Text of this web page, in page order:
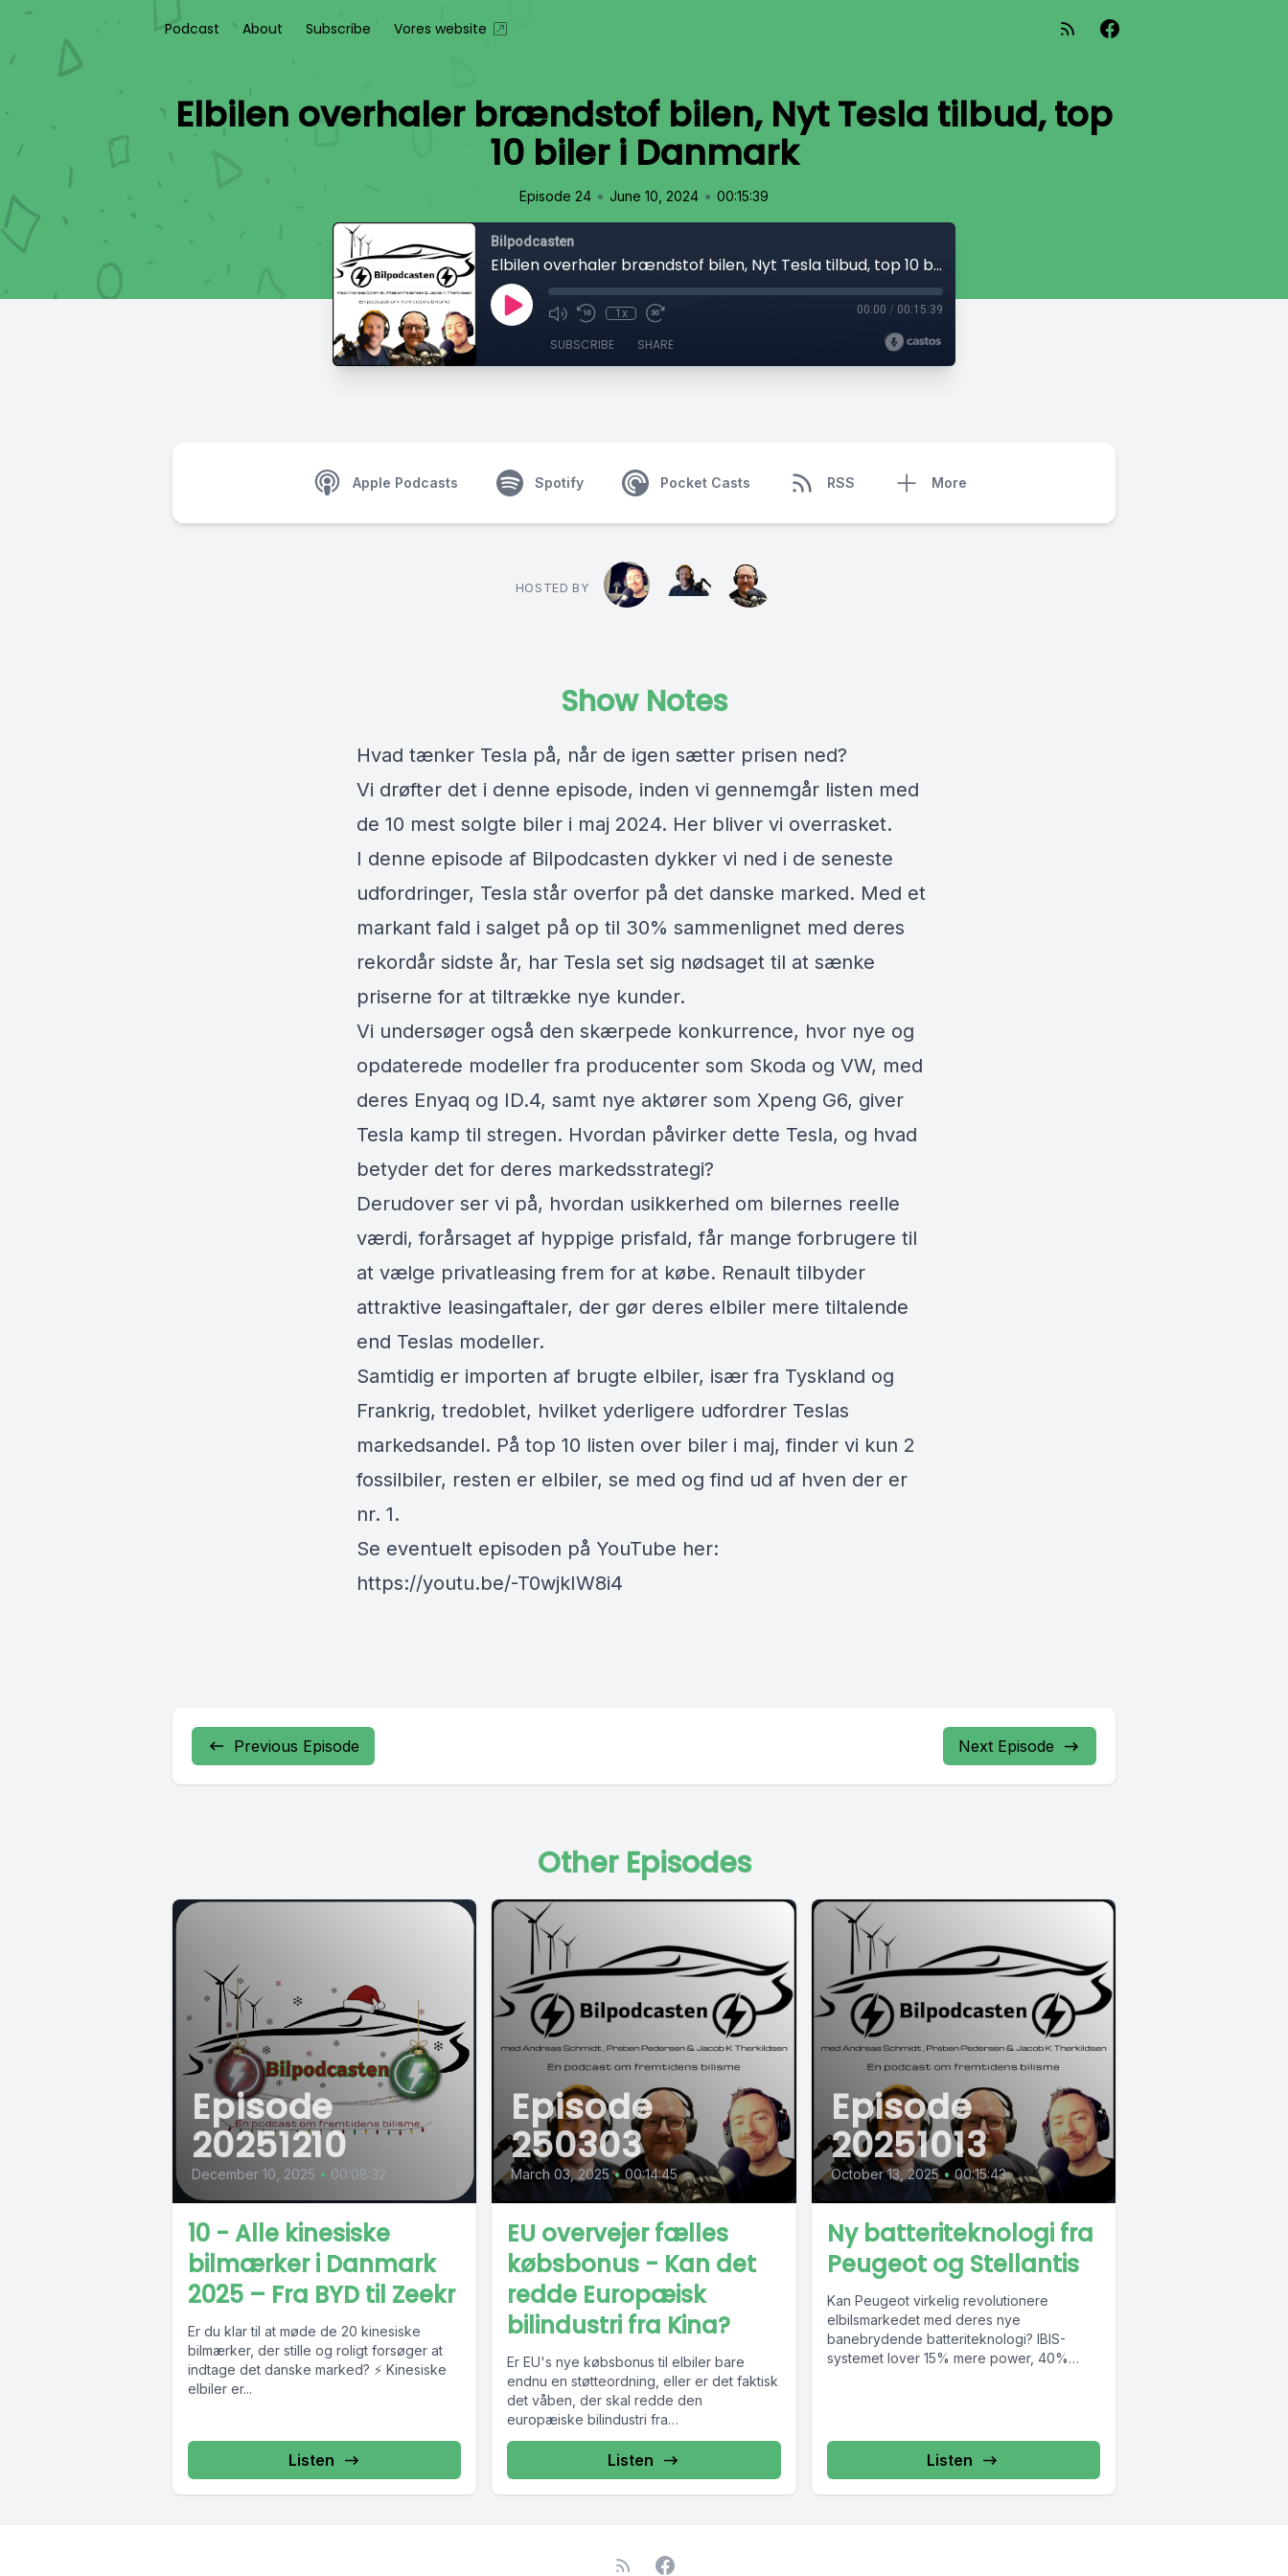
Podcast About Subscribe Vores website
Elbilen overhaler brændstof bilen, Nyt Tesla tilbud, top
10 biler i Danmark
Episode 24 • June 10, 2024 • 00:15:39
Bilpodcasten
Elbilen overhaler brændstof bilen, Nyt Tesla tilbud, top 10 biler i Danmark
1x 00:00 / 00:15:39
SUBSCRIBE SHARE
Apple Podcasts Spotify Pocket Casts RSS More
HOSTED BY
Show Notes
Hvad tænker Tesla på, når de igen sætter prisen ned?
Vi drøfter det i denne episode, inden vi gennemgår listen med
de 10 mest solgte biler i maj 2024. Her bliver vi overrasket.
I denne episode af Bilpodcasten dykker vi ned i de seneste
udfordringer, Tesla står overfor på det danske marked. Med et
markant fald i salget på op til 30% sammenlignet med deres
rekordår sidste år, har Tesla set sig nødsaget til at sænke
priserne for at tiltrække nye kunder.
Vi undersøger også den skærpede konkurrence, hvor nye og
opdaterede modeller fra producenter som Skoda og VW, med
deres Enyaq og ID.4, samt nye aktører som Xpeng G6, giver
Tesla kamp til stregen. Hvordan påvirker dette Tesla, og hvad
betyder det for deres markedsstrategi?
Derudover ser vi på, hvordan usikkerhed om bilernes reelle
værdi, forårsaget af hyppige prisfald, får mange forbrugere til
at vælge privatleasing frem for at købe. Renault tilbyder
attraktive leasingaftaler, der gør deres elbiler mere tiltalende
end Teslas modeller​.
Samtidig er importen af brugte elbiler, især fra Tyskland og
Frankrig, tredoblet, hvilket yderligere udfordrer Teslas
markedsandel​​. På top 10 listen over biler i maj, finder vi kun 2
fossilbiler, resten er elbiler, se med og find ud af hven der er
nr. 1.
Se eventuelt episoden på YouTube her:
https://youtu.be/-T0wjkIW8i4
Previous Episode Next Episode
Other Episodes
Episode
20251210
December 10, 2025 • 00:08:32
10 - Alle kinesiske
bilmærker i Danmark
2025 – Fra BYD til Zeekr
Er du klar til at møde de 20 kinesiske
bilmærker, der stille og roligt forsøger at
indtage det danske marked? ⚡ Kinesiske
elbiler er...
Listen
Episode
250303
March 03, 2025 • 00:14:45
EU overvejer fælles
købsbonus - Kan det
redde Europæisk
bilindustri fra Kina?
Er EU's nye købsbonus til elbiler bare
endnu en støtteordning, eller er det faktisk
det våben, der skal redde den
europæiske bilindustri fra
udefrakommende...
Listen
Episode
20251013
October 13, 2025 • 00:15:43
Ny batteriteknologi fra
Peugeot og Stellantis
Kan Peugeot virkelig revolutionere
elbilsmarkedet med deres nye
banebrydende batteriteknologi? IBIS-
systemet lover 15% mere power, 40%
Listen